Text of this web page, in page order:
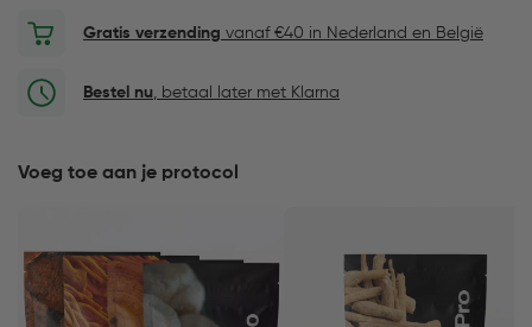
Gratis verzending vanaf €40 in Nederland en België
Bestel nu , betaal later met Klarna
Voeg toe aan je protocol